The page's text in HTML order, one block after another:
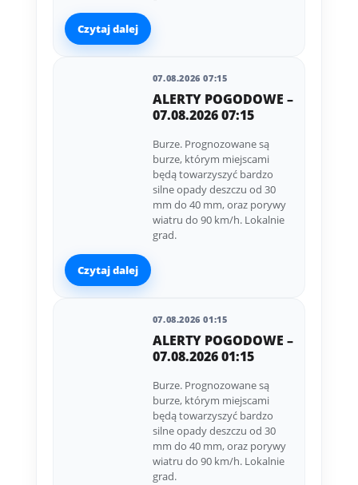
Czytaj dalej
07.08.2026 07:15
ALERTY POGODOWE –
07.08.2026 07:15
Burze. Prognozowane są
burze, którym miejscami
będą towarzyszyć bardzo
silne opady deszczu od 30
mm do 40 mm, oraz porywy
wiatru do 90 km/h. Lokalnie
grad.
Czytaj dalej
07.08.2026 01:15
ALERTY POGODOWE –
07.08.2026 01:15
Burze. Prognozowane są
burze, którym miejscami
będą towarzyszyć bardzo
silne opady deszczu od 30
mm do 40 mm, oraz porywy
wiatru do 90 km/h. Lokalnie
grad.